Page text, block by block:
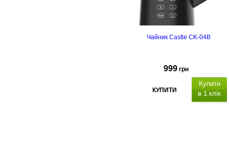
Чайник Castle CK-04B
999 грн
КУПИТИ
Купити
в 1 клік